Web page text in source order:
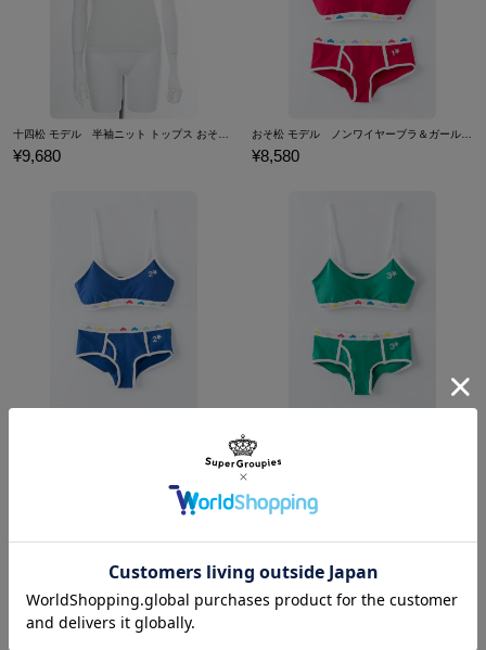
¥9,680
おそ松 モデル ノンワイヤーブラ＆ガールズブリーフセット 下着 おそ松さん
¥8,580
¥8,580